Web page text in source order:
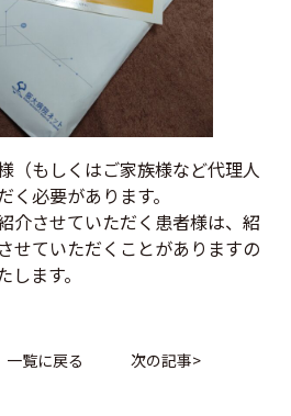
（もしくはご家族様など代理人
必要があります。
介させていただく患者様は、紹
せていただくことがありますの
ます。
一覧に戻る 次の記事>